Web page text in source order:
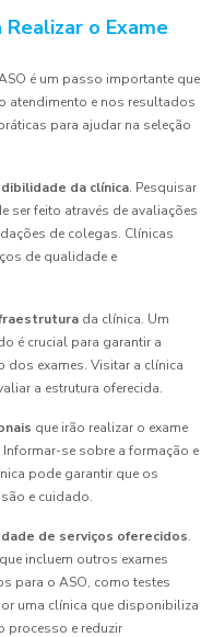
Realizar o Exame
é um passo importante que
atendimento e nos resultados
para ajudar na seleção
da clínica. Pesquisar
ser feito através de avaliações
de colegas. Clínicas
de qualidade e
da clínica. Um
é crucial para garantir a
dos exames. Visitar a clínica
a estrutura oferecida.
que irão realizar o exame
se sobre a formação e
pode garantir que os
e cuidado.
de serviços oferecidos.
incluem outros exames
para o ASO, como testes
uma clínica que disponibiliza
processo e reduzir